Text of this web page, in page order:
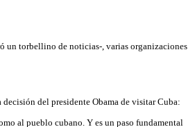
un torbellino de noticias-, varias organizaciones
del presidente Obama de visitar Cuba:
al pueblo cubano. Y es un paso fundamental